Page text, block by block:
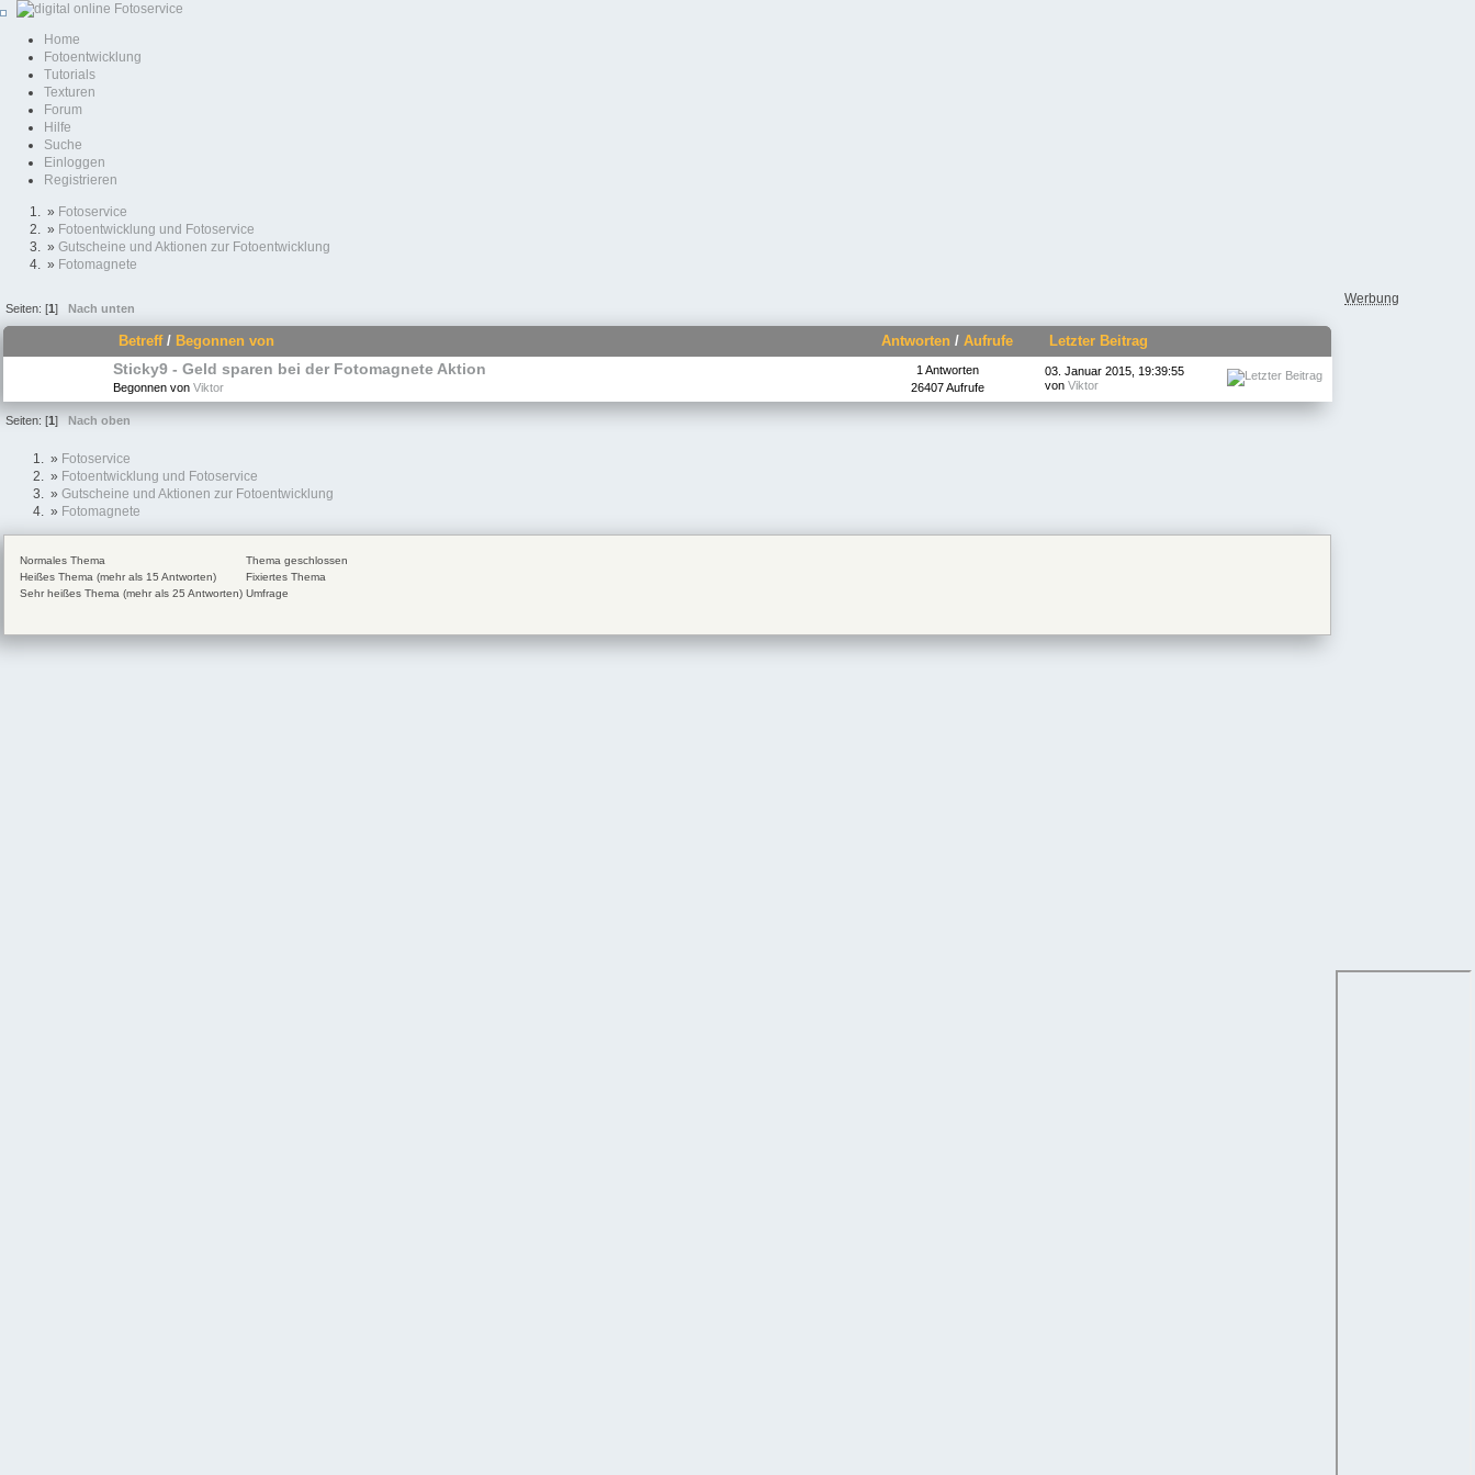
Home
Fotoentwicklung
Tutorials
Texturen
Forum
Hilfe
Suche
Einloggen
Registrieren
» Fotoservice
» Fotoentwicklung und Fotoservice
» Gutscheine und Aktionen zur Fotoentwicklung
» Fotomagnete
Seiten: [1] Nach unten
Betreff/ Begonnen von Antworten / Aufrufe
Letzter Beitrag
Sticky9 - Geld sparen bei der Fotomagnete Aktion
Begonnen von Viktor
1 Antworten
26407 Aufrufe
03. Januar 2015, 19:39:55
von Viktor
Seiten: [1] Nach oben
» Fotoservice
» Fotoentwicklung und Fotoservice
» Gutscheine und Aktionen zur Fotoentwicklung
» Fotomagnete
Normales Thema
Heißes Thema (mehr als 15 Antworten)
Sehr heißes Thema (mehr als 25 Antworten)
Thema geschlossen
Fixiertes Thema
Umfrage
Werbung